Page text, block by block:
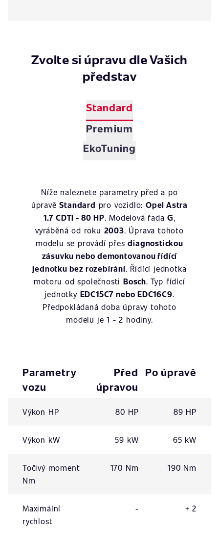
Zvolte si úpravu dle Vašich
představ
Standard
Premium
EkoTuning
Níže naleznete parametry před a po
úpravěStandard pro vozidlo:Opel Astra
1.7 CDTI - 80 HP. Modelová řadaG,
vyráběná od roku 2003. Úprava tohoto
modelu se provádí přesdiagnostickou
zásuvku nebo demontovanou řídící
jednotku bez rozebírání. Řídící jednotka
motoru od společnosti Bosch. Typ řídící
jednotky EDC15C7 nebo EDC16C9.
Předpokládaná doba úpravy tohoto
modelu je 1 - 2 hodiny.
Parametry
vozu
Před
úpravou
Po úpravě
Výkon HP 80 HP 89 HP
Výkon kW 59 kW 65 kW
Točivý moment
Nm
170 Nm 190 Nm
Maximální
rychlost
- + 2